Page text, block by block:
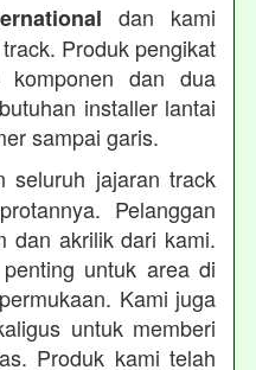
dan kami
Produk pengikat
dan dua
installer lantai
sampai garis.
seluruh jajaran track
Pelanggan
dan akrilik dari kami.
untuk area di
Kami juga
untuk memberi
Produk kami telah